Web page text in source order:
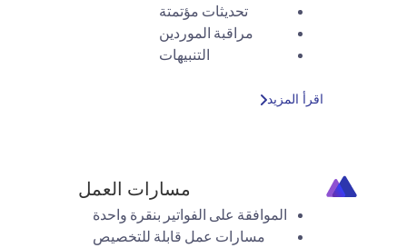
تحديثات مؤتمتة
مراقبة الموردين
التنبيهات
اقرأ المزيد
مسارات العمل
الموافقة على الفواتير بنقرة واحدة
مسارات عمل قابلة للتخصيص